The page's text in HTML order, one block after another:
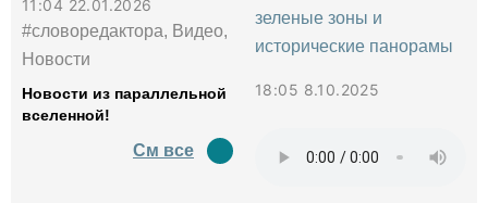
11:04 22.01.2026
#словоредактора, Видео,
Новости
Новости из параллельной
вселенной!
См все
18:05 8.10.2025